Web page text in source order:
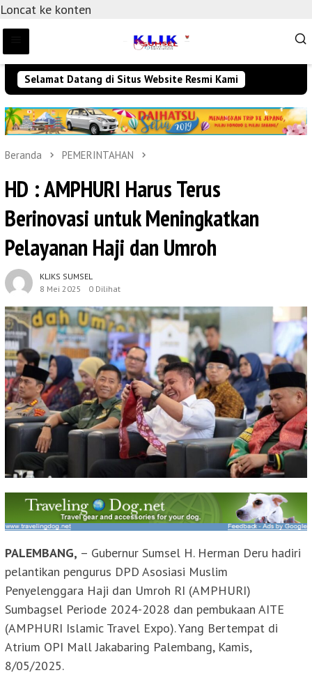
Loncat ke konten
Selamat Datang di Situs Website Resmi Kami
Beranda PEMERINTAHAN
HD : AMPHURI Harus Terus
Berinovasi untuk Meningkatkan
Pelayanan Haji dan Umroh
KLIKS SUMSEL
8 Mei 2025
0 Dilihat
PALEMBANG, – Gubernur Sumsel H. Herman Deru hadiri
pelantikan pengurus DPD Asosiasi Muslim
Penyelenggara Haji dan Umroh RI (AMPHURI)
Sumbagsel Periode 2024-2028 dan pembukaan AITE
(AMPHURI Islamic Travel Expo). Yang Bertempat di
Atrium OPI Mall Jakabaring Palembang, Kamis,
8/05/2025.